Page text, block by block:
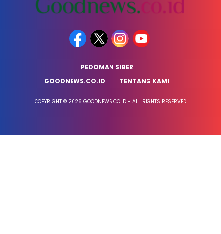
PEDOMAN SIBER
GOODNEWS.CO.ID
TENTANG KAMI
COPYRIGHT © 2026 GOODNEWS.CO.ID - ALL RIGHTS RESERVED